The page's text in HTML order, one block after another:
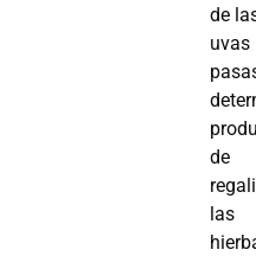
de
uvas
de
las